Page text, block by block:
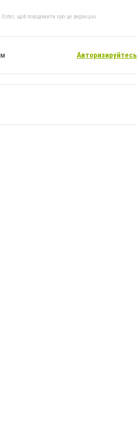
Enter, щоб повідомити про це редакцію
Авторизируйтесь